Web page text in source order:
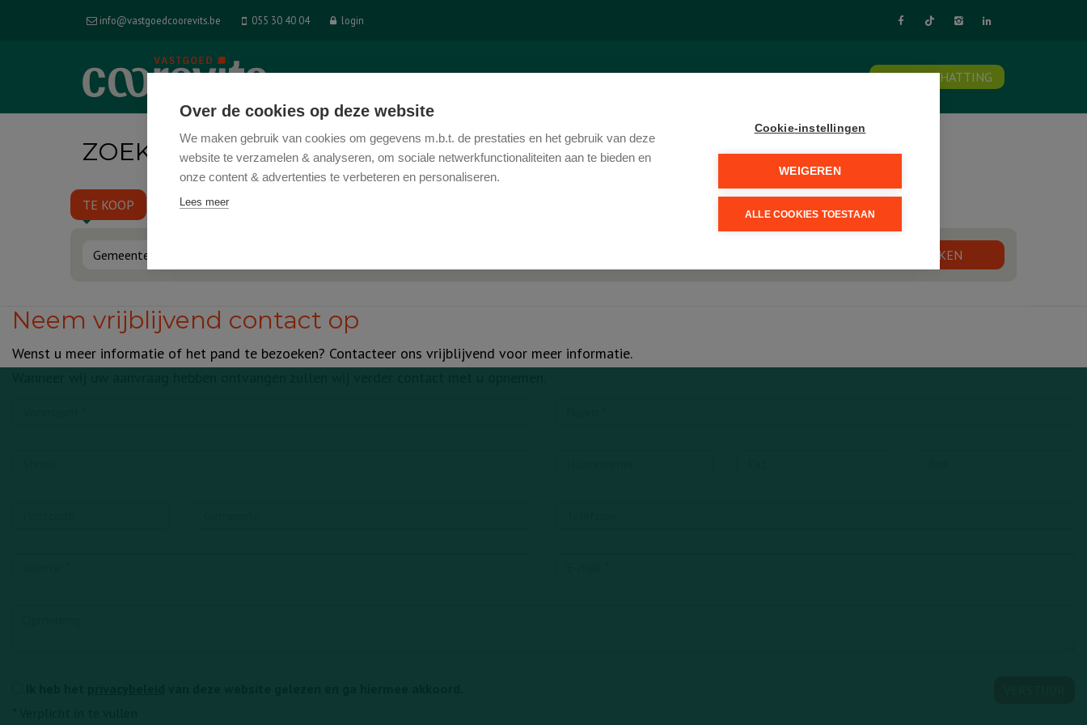
info@vastgoedcoorevits.be 055 30 40 04 login
HOME TE KOOP TE HUUR REFERENTIES KANTOOR CONTACT SCHRIJF U IN GRATIS SCHATTING
ZOEK IN ONS AANBOD
Gemeente ZOEKEN
TE KOOP TE HUUR
Neem vrijblijvend contact op
Wenst u meer informatie of het pand te bezoeken? Contacteer ons vrijblijvend voor meer informatie.
Over de cookies op deze website
We maken gebruik van cookies om gegevens m.b.t. de prestaties en het gebruik van deze
website te verzamelen & analyseren, om sociale netwerkfunctionaliteiten aan te bieden en
onze content & advertenties te verbeteren en personaliseren.
Lees meer
Cookie-instellingen
WEIGEREN
ALLE COOKIES TOESTAAN